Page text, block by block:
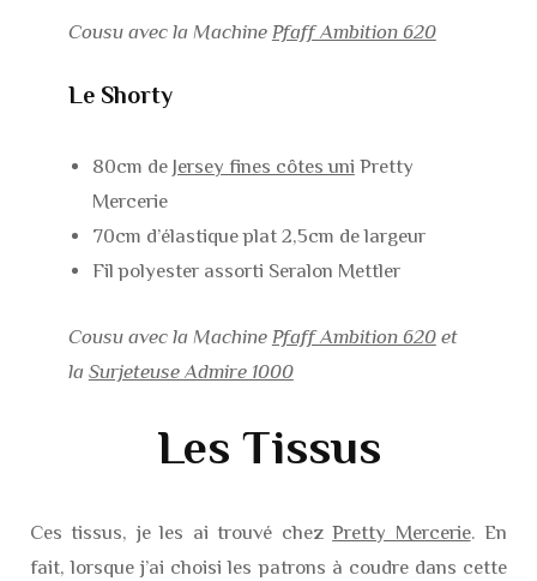
Cousu avec la Machine Pfaff Ambition 620
Le Shorty
80cm de Jersey fines côtes uni Pretty
Mercerie
70cm d’élastique plat 2,5cm de largeur
Fil polyester assorti Seralon Mettler
Cousu avec la Machine Pfaff Ambition 620et
la Surjeteuse Admire 1000
Les Tissus
Ces tissus, je les ai trouvé chezPretty Mercerie. En
fait, lorsque j’ai choisi les patrons à coudre dans cette